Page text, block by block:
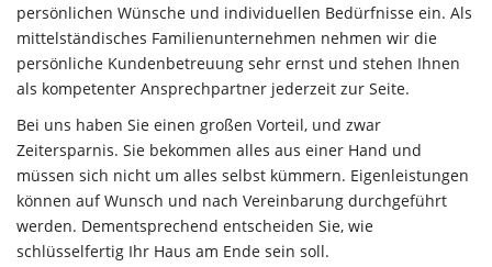
persönlichen Wünsche und individuellen Bedürfnisse ein. Als
mittelständisches Familienunternehmen nehmen wir die
persönliche Kundenbetreuung sehr ernst und stehen Ihnen
als kompetenter Ansprechpartner jederzeit zur Seite.
Bei uns haben Sie einen großen Vorteil, und zwar
Zeitersparnis. Sie bekommen alles aus einer Hand und
müssen sich nicht um alles selbst kümmern. Eigenleistungen
können auf Wunsch und nach Vereinbarung durchgeführt
werden. Dementsprechend entscheiden Sie, wie
schlüsselfertig Ihr Haus am Ende sein soll.